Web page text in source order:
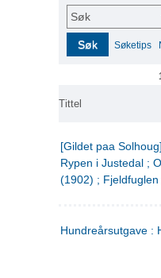
Søk
Søk Søketips
Tittel
[Gildet paa
Rypen i Justedal ;
(1902) ;
Hundreårsutgave :